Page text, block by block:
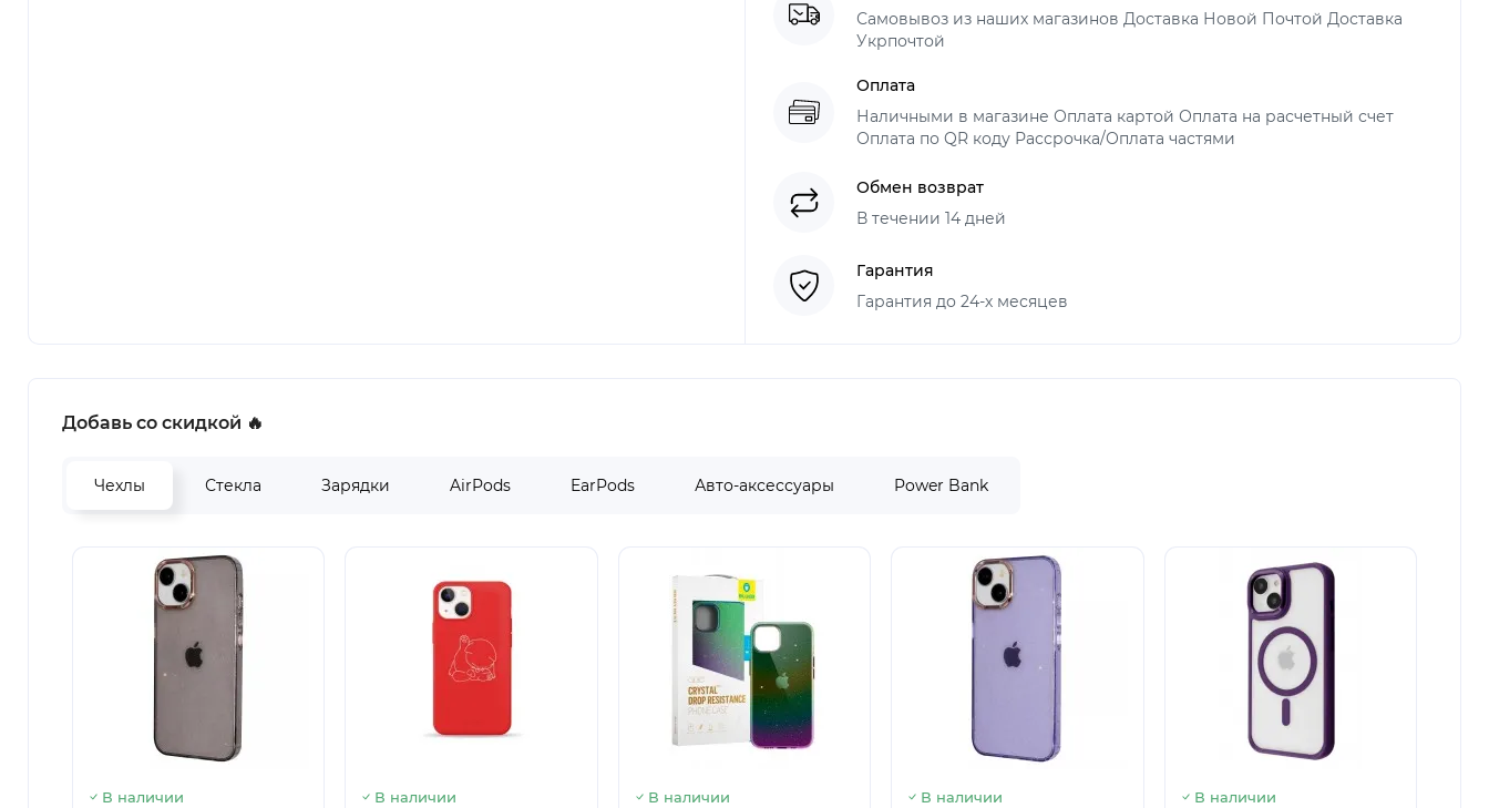
Самовывоз из наших магазинов Доставка Новой Почтой Доставка
Укрпочтой
Оплата
Наличными в магазине Оплата картой Оплата на расчетный счет
Оплата по QR коду Рассрочка/Оплата частями
Обмен возврат
В течении 14 дней
Гарантия
Гарантия до 24-х месяцев
Добавь со скидкой 🔥
Чехлы Стекла Зарядки AirPods EarPods Авто-аксессуары Power Bank
В наличии В наличии В наличии В наличии В наличии